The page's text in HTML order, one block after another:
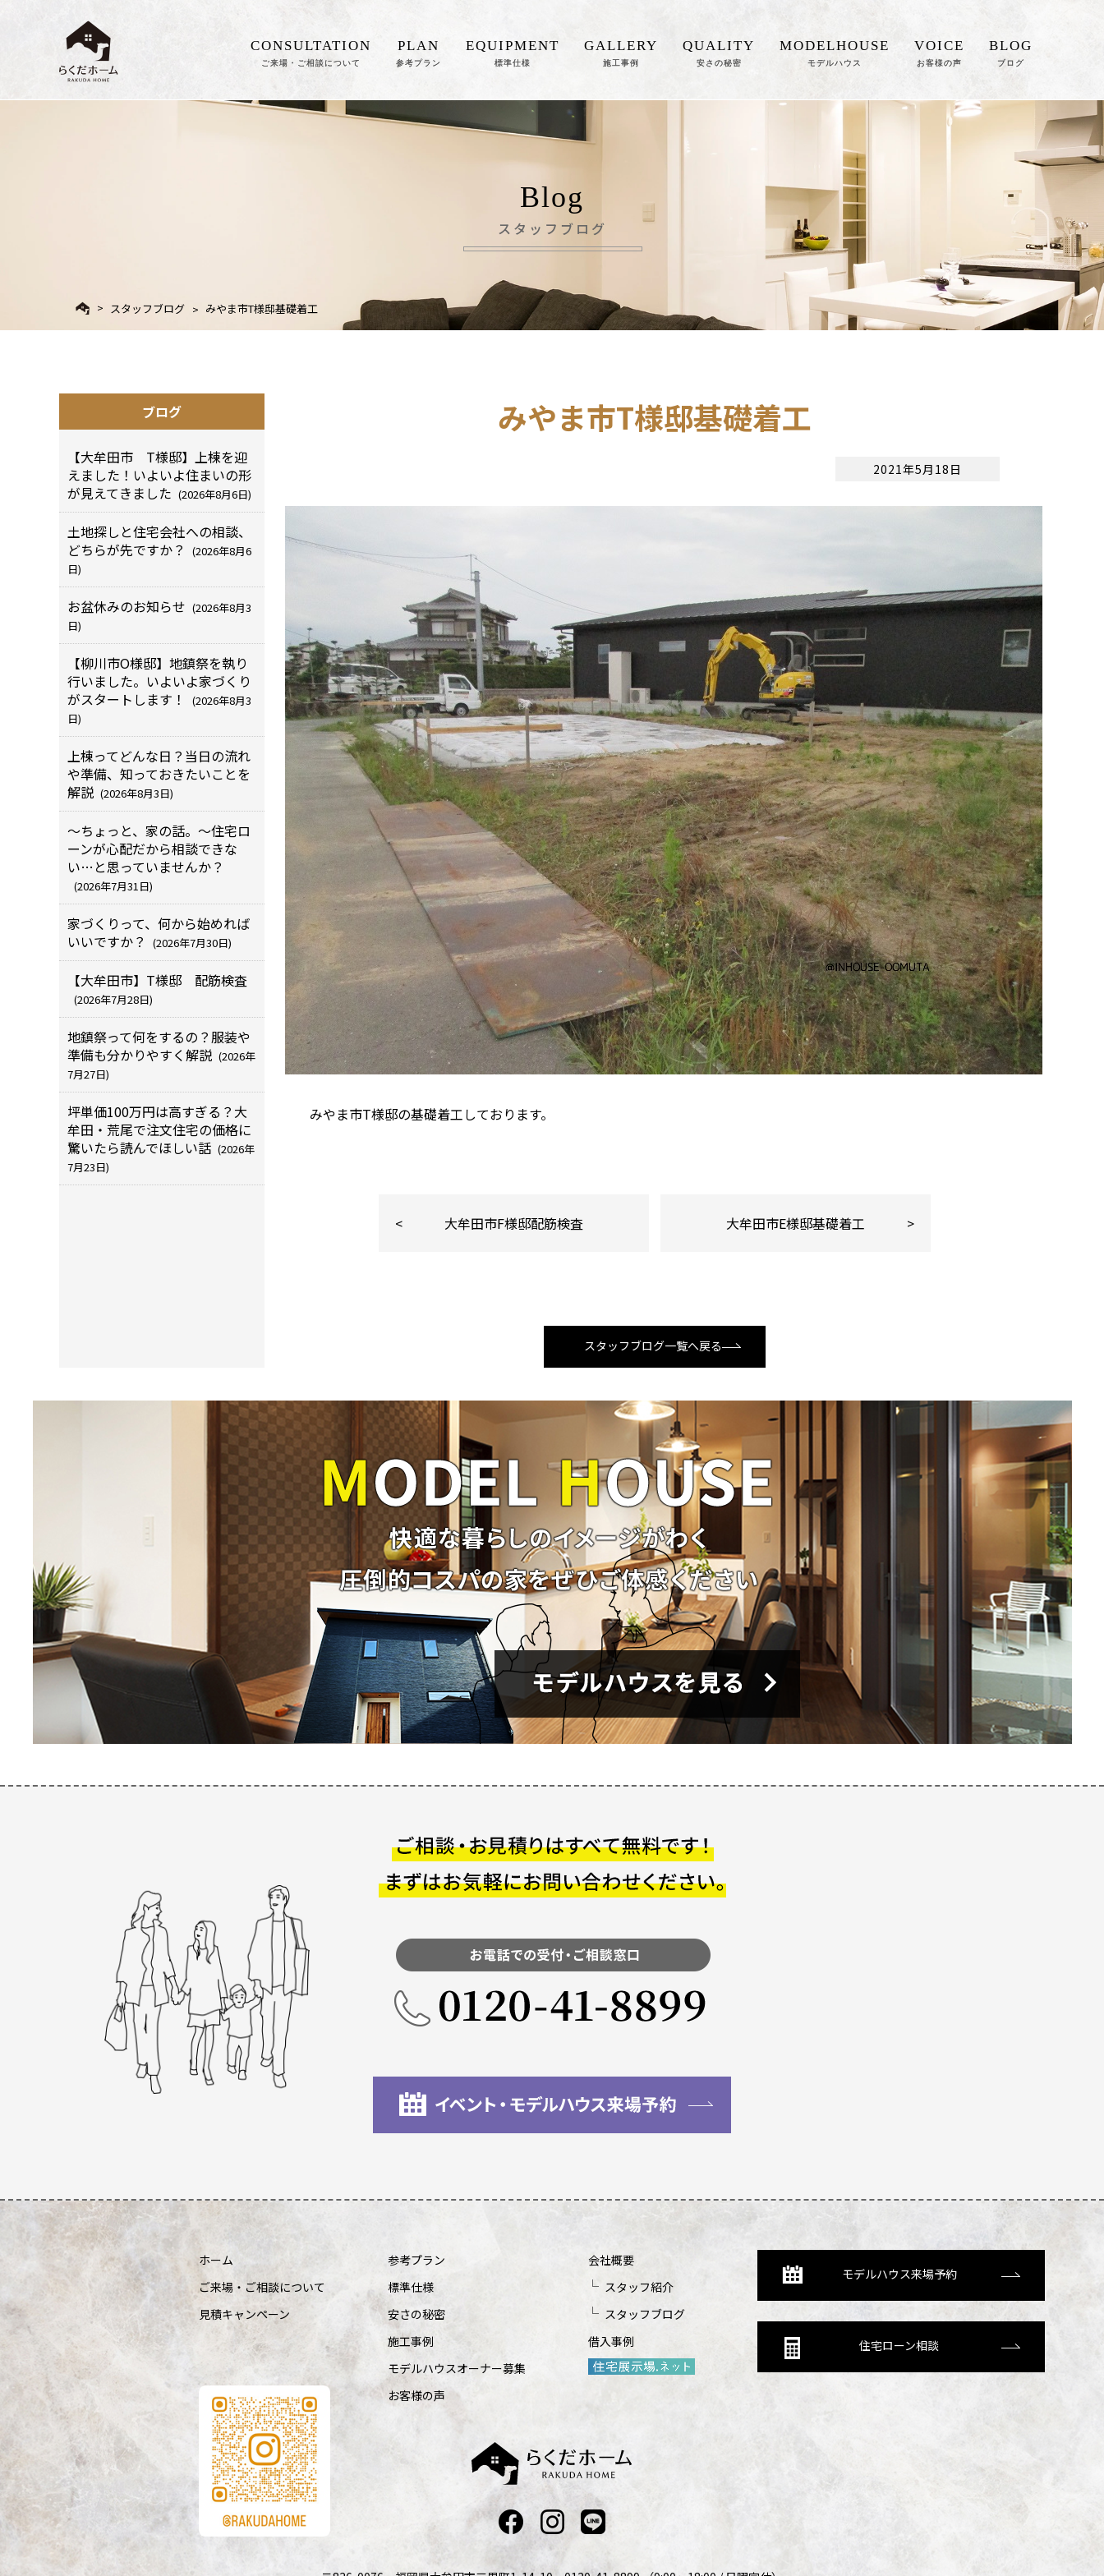
CONSULTATION
ご来場・ご相談について
PLAN
参考プラン
EQUIPMENT
標準仕様
GALLERY
施工事例
QUALITY
安さの秘密
MODELHOUSE
モデルハウス
VOICE
お客様の声
BLOG
ブログ
Blog
スタッフブログ
スタッフブログ みやま市T様邸基礎着工
みやま市T様邸基礎着工
2021年5月18日
みやま市T様邸の基礎着工しております。
大牟田市F様邸配筋検査 大牟田市E様邸基礎着工
スタッフブログ一覧へ戻る
ブログ
【大牟田市 T様邸】上棟を迎
えました！いよいよ住まいの形
が見えてきました (2026年8月6日)
土地探しと住宅会社への相談、
どちらが先ですか？
(2026年8月6
日)
お盆休みのお知らせ (2026年8月3
日)
【柳川市O様邸】地鎮祭を執り
行いました。いよいよ家づくり
がスタートします！
(2026年8月3
日)
上棟ってどんな日？当日の流れ
や準備、知っておきたいことを
解説 (2026年8月3日)
～ちょっと、家の話。～住宅ロ
ーンが心配だから相談できな
い…と思っていませんか？
(2026年7月31日)
家づくりって、何から始めれば
いいですか？
(2026年7月30日)
【大牟田市】T様邸 配筋検査
(2026年7月28日)
地鎮祭って何をするの？服装や
準備も分かりやすく解説 (2026年
7月27日)
坪単価100万円は高すぎる？大
牟田・荒尾で注文住宅の価格に
驚いたら読んでほしい話 (2026年
7月23日)
ホーム
ご来場・ご相談について
見積キャンペーン
参考プラン
標準仕様
安さの秘密
施工事例
モデルハウスオーナー募集
お客様の声
会社概要
スタッフ紹介
スタッフブログ
借入事例
モデルハウス来場予約
住宅ローン相談